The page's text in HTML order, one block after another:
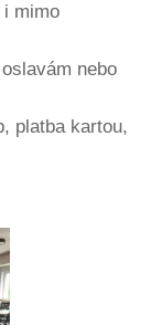
i mimo
nebo
platba kartou,